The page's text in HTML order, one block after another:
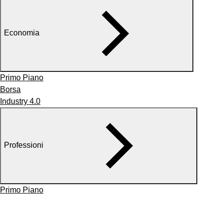
Economia
Primo Piano
Borsa
Industry 4.0
Professioni
Primo Piano